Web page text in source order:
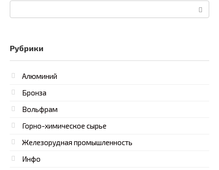
Поиск:
Рубрики
Алюминий
Бронза
Вольфрам
Горно-химическое сырье
Железорудная промышленность
Инфо